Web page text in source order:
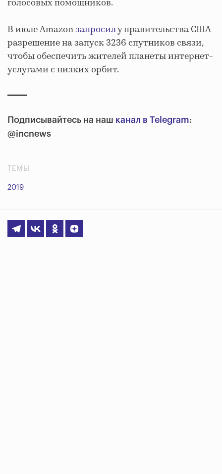
голосовых помощников.
В июле Amazonзапросилу правительства США
разрешение на запуск 3236 спутников связи,
чтобы обеспечить жителей планеты интернет-
услугами с низких орбит.
Подписывайтесь на наш канал в Telegram:
@incnews
ТЕМЫ
2019